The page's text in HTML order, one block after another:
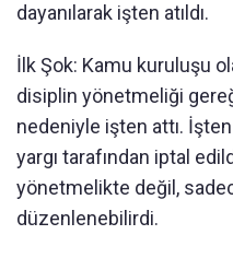
dayanılarak işten atıldı.
İlk Şok: Kamu kuruluşu
disiplin yönetmeliği
nedeniyle işten attı.
yargı tarafından iptal
yönetmelikte değil,
düzenlenebilirdi.